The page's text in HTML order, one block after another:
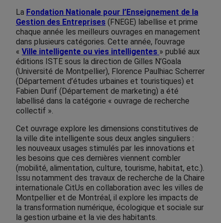
La Fondation Nationale pour l’Enseignement de la
Gestion des Entreprises (FNEGE) labellise et prime
chaque année les meilleurs ouvrages en management
dans plusieurs catégories. Cette année, l’ouvrage
« Ville intelligente ou vies intelligentes » publié aux
éditions ISTE sous la direction de Gilles N’Goala
(Université de Montpellier), Florence Paulhiac Scherrer
(Département d’études urbaines et touristiques) et
Fabien Durif (Département de marketing) a été
labellisé dans la catégorie « ouvrage de recherche
collectif ».
Cet ouvrage explore les dimensions constitutives de
la ville dite intelligente sous deux angles singuliers :
les nouveaux usages stimulés par les innovations et
les besoins que ces dernières viennent combler
(mobilité, alimentation, culture, tourisme, habitat, etc.).
Issu notamment des travaux de recherche de la Chaire
internationale CitUs en collaboration avec les villes de
Montpellier et de Montréal, il explore les impacts de
la transformation numérique, écologique et sociale sur
la gestion urbaine et la vie des habitants.